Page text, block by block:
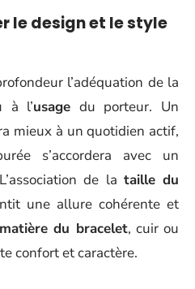
le design et le style
l’adéquation de la
à l’usage du porteur. Un
mieux à un quotidien actif,
s’accordera avec un
de la taille du
une allure cohérente et
matière du bracelet, cuir ou
confort et caractère.